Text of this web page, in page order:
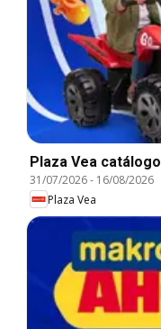
Plaza Vea catálogo
31/07/2026- 16/08/2026
Plaza Vea